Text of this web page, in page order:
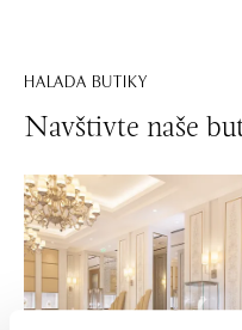
HALADA BUTIKY
Navštivte naše